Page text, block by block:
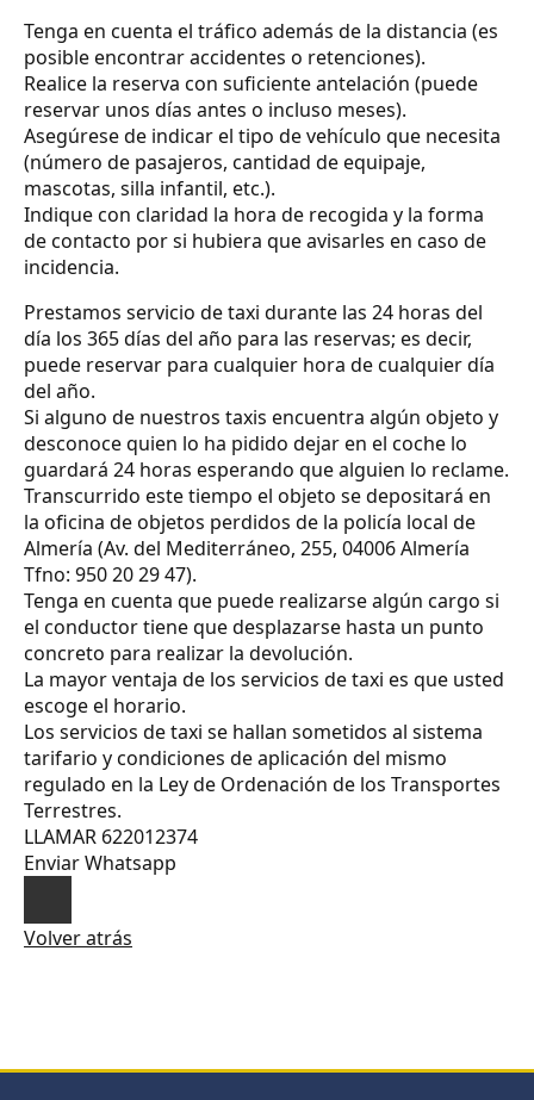
Tenga en cuenta el tráfico además de la distancia (es
posible encontrar accidentes o retenciones).
Realice la reserva con suficiente antelación (puede
reservar unos días antes o incluso meses).
Asegúrese de indicar el tipo de vehículo que necesita
(número de pasajeros, cantidad de equipaje,
mascotas, silla infantil, etc.).
Indique con claridad la hora de recogida y la forma
de contacto por si hubiera que avisarles en caso de
incidencia.
Prestamos servicio de taxi durante las 24 horas del
día los 365 días del año para las reservas; es decir,
puede reservar para cualquier hora de cualquier día
del año.
Si alguno de nuestros taxis encuentra algún objeto y
desconoce quien lo ha pidido dejar en el coche lo
guardará 24 horas esperando que alguien lo reclame.
Transcurrido este tiempo el objeto se depositará en
la oficina de objetos perdidos de la policía local de
Almería (Av. del Mediterráneo, 255, 04006 Almería
Tfno: 950 20 29 47).
Tenga en cuenta que puede realizarse algún cargo si
el conductor tiene que desplazarse hasta un punto
concreto para realizar la devolución.
La mayor ventaja de los servicios de taxi es que usted
escoge el horario.
Los servicios de taxi se hallan sometidos al sistema
tarifario y condiciones de aplicación del mismo
regulado en la Ley de Ordenación de los Transportes
Terrestres.
LLAMAR 622012374
Enviar Whatsapp
Volver atrás